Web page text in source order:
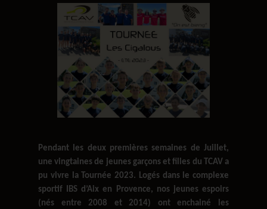
Pendant les deux premières semaines de Juillet,
une vingtaines de jeunes garçons et filles du TCAV a
pu vivre la Tournée 2023. Logés dans le complexe
sportif IBS d’Aix en Provence, nos jeunes espoirs
(nés entre 2008 et 2014) ont enchainé les